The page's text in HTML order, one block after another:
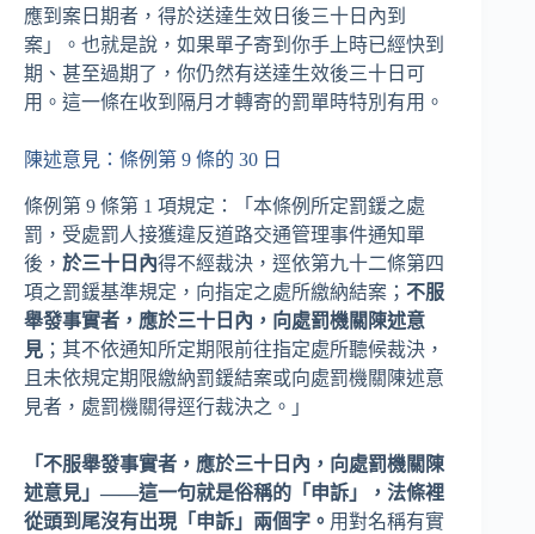
應到案日期者，得於送達生效日後三十日內到
案」。也就是說，如果單子寄到你手上時已經快到
期、甚至過期了，你仍然有送達生效後三十日可
用。這一條在收到隔月才轉寄的罰單時特別有用。
陳述意見：條例第 9 條的 30 日
條例第 9 條第 1 項規定：「本條例所定罰鍰之處
罰，受處罰人接獲違反道路交通管理事件通知單
後， 於三十日內得不經裁決，逕依第九十二條第四
項之罰鍰基準規定，向指定之處所繳納結案； 不服
舉發事實者，應於三十日內，向處罰機關陳述意
見 ；其不依通知所定期限前往指定處所聽候裁決，
且未依規定期限繳納罰鍰結案或向處罰機關陳述意
見者，處罰機關得逕行裁決之。」
「不服舉發事實者，應於三十日內，向處罰機關陳
述意見」——這一句就是俗稱的「申訴」，法條裡
從頭到尾沒有出現「申訴」兩個字。 用對名稱有實